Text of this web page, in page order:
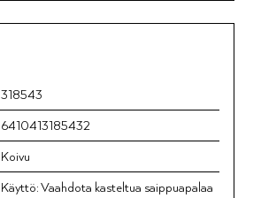
318543
6410413185432
Koivu
Käyttö: Vaahdota kasteltua saippuapalaa